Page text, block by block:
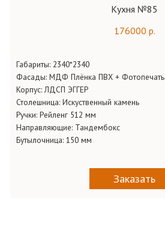
Кухня №85
176000 р.
Габариты: 2340*2340
Фасады: МДФ Плёнка ПВХ + Фотопечать
Корпус:ЛДСП ЭГГЕР
Столешница: Искуственный камень
Ручки: Рейленг 512 мм
Направляющие: Тандембокс
Бутылочница: 150 мм
Заказать